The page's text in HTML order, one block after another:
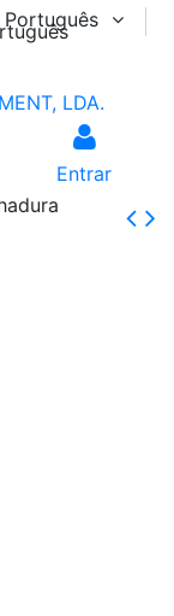
Português
Entrar